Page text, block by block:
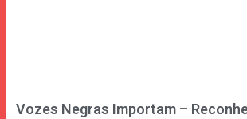
Vozes Negras Importam –